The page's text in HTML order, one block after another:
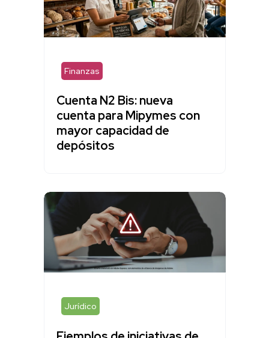
Finanzas
Cuenta N2 Bis: nueva
cuenta para Mipymes con
mayor capacidad de
depósitos
Jurídico